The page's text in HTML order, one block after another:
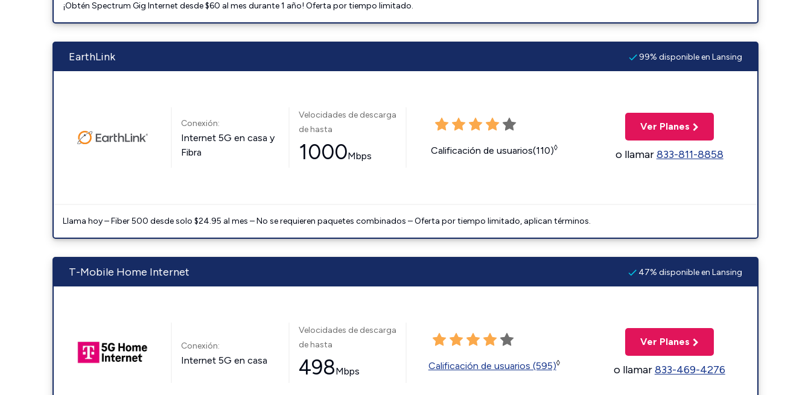
¡Obtén Spectrum Gig Internet desde $60 al mes durante 1 año! Oferta por tiempo limitado.
EarthLink 99% disponible en Lansing
Conexión:
Internet 5G en casa y
Fibra
Velocidades de descarga
de hasta
1000Mbps Calificación de usuarios(110)◊
Ver Planes
o llamar833-811-8858
Llama hoy – Fiber 500 desde solo $24.95 al mes – No se requieren paquetes combinados – Oferta por tiempo limitado, aplican términos.
T-Mobile Home Internet 47% disponible en Lansing
Conexión:
Internet 5G en casa
Velocidades de descarga
de hasta
498Mbps Calificación de usuarios (595)◊
Ver Planes
o llamar833-469-4276